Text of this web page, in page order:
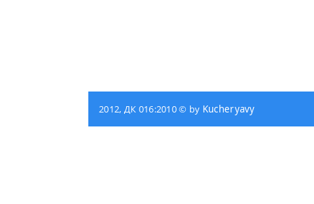
2012, ДК 016:2010 © by Kucheryavy